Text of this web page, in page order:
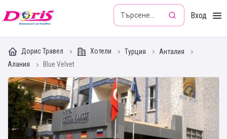
Doris - Изкушението да пътуваш Вход
Дорис Травел Хотели Турция
Анталия
Алания
Blue Velvet